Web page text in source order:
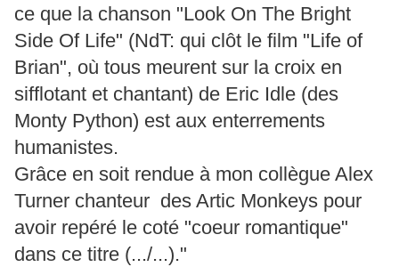
ce que la chanson "Look On The Bright
Side Of Life" (NdT: qui clôt le film "Life of
Brian", où tous meurent sur la croix en
sifflotant et chantant) de Eric Idle (des
Monty Python) est aux enterrements
humanistes.
Grâce en soit rendue à mon collègue Alex
Turner chanteur des Artic Monkeys pour
avoir repéré le coté "coeur romantique"
dans ce titre (.../...)."